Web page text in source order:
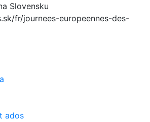
Slovensku
fr/journees-europeennes-des-
ados